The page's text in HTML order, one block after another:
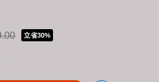
折扣优惠
立省30%